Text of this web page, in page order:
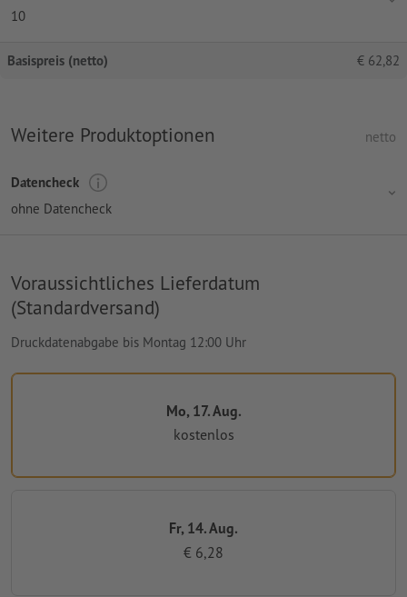
10
Basispreis (netto) € 62,82
Weitere Produktoptionen netto
Datencheck
ohne Datencheck
Voraussichtliches Lieferdatum
(Standardversand)
Druckdatenabgabe bis Montag 12:00 Uhr
Mo, 17. Aug.
kostenlos
Fr, 14. Aug.
€ 6,28